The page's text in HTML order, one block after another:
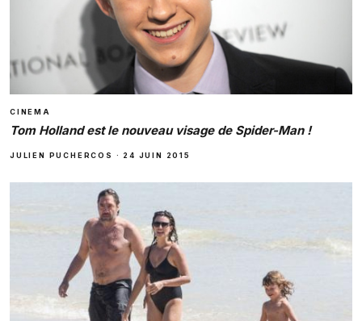
CINEMA
Tom Holland est le nouveau visage de Spider-Man !
JULIEN PUCHERCOS · 24 JUIN 2015